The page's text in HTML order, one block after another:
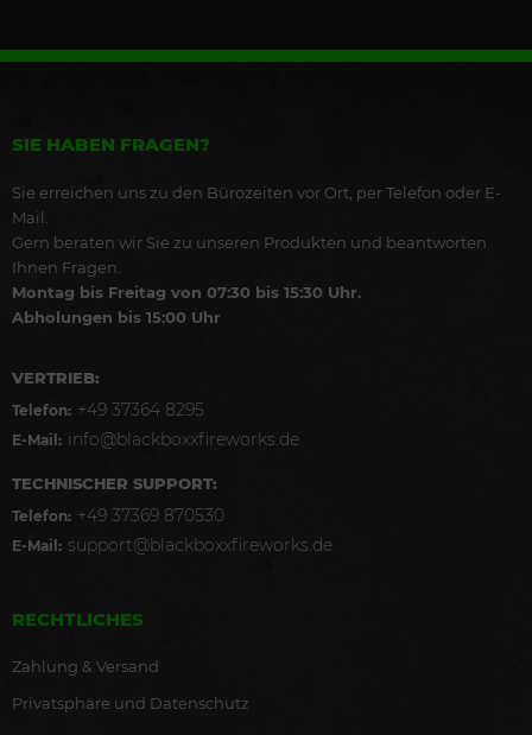
SIE HABEN FRAGEN?
Sie erreichen uns zu den Bürozeiten vor Ort, per Telefon oder E-
Mail.
Gern beraten wir Sie zu unseren Produkten und beantworten
Ihnen Fragen.
Montag bis Freitag von 07:30 bis 15:30 Uhr.
Abholungen bis 15:00 Uhr
VERTRIEB:
Telefon: +49 37364 8295
E-Mail: info@blackboxxfireworks.de
TECHNISCHER SUPPORT:
Telefon: +49 37369 870530
E-Mail: support@blackboxxfireworks.de
RECHTLICHES
Zahlung & Versand
Privatsphäre und Datenschutz